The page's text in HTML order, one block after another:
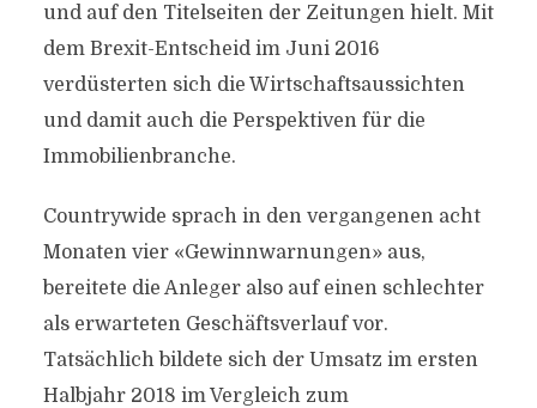
und auf den Titelseiten der Zeitungen hielt. Mit
dem Brexit-Entscheid im Juni 2016
verdüsterten sich die Wirtschaftsaussichten
und damit auch die Perspektiven für die
Immobilienbranche.
Countrywide sprach in den vergangenen acht
Monaten vier «Gewinnwarnungen» aus,
bereitete die Anleger also auf einen schlechter
als erwarteten Geschäftsverlauf vor.
Tatsächlich bildete sich der Umsatz im ersten
Halbjahr 2018 im Vergleich zum